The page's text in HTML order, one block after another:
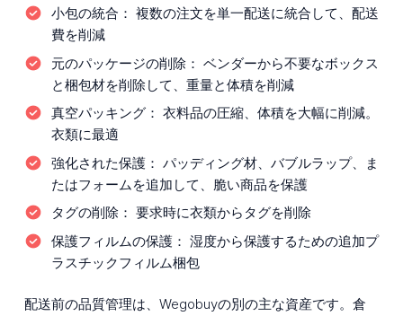
小包の統合： 複数の注文を単一配送に統合して、配送
費を削減
元のパッケージの削除： ベンダーから不要なボックス
と梱包材を削除して、重量と体積を削減
真空パッキング： 衣料品の圧縮、体積を大幅に削減。
衣類に最適
強化された保護： パッディング材、バブルラップ、ま
たはフォームを追加して、脆い商品を保護
タグの削除： 要求時に衣類からタグを削除
保護フィルムの保護： 湿度から保護するための追加プ
ラスチックフィルム梱包
配送前の品質管理は、Wegobuyの別の主な資産です。倉